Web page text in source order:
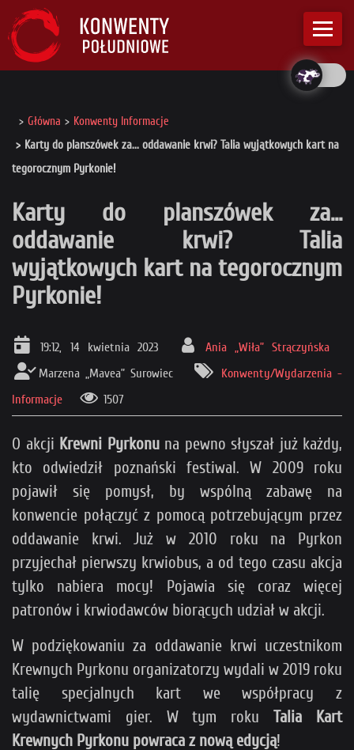
Główna
Konwenty Informacje
Karty do planszówek za... oddawanie krwi? Talia wyjątkowych kart na
tegorocznym Pyrkonie!
Karty do planszówek za...
oddawanie krwi? Talia
wyjątkowych kart na tegorocznym
Pyrkonie!
19:12, 14 kwietnia 2023
Ania „Wiła” Strączyńska
Marzena „Mavea” Surowiec
Konwenty/Wydarzenia -
Informacje
1507
O akcji Krewni Pyrkonuna pewno słyszał już każdy,
kto odwiedził poznański festiwal. W 2009 roku
pojawił się pomysł, by wspólną zabawę na
konwencie połączyć z pomocą potrzebującym przez
oddawanie krwi. Już w 2010 roku na Pyrkon
przyjechał pierwszy krwiobus, a od tego czasu akcja
tylko nabiera mocy! Pojawia się coraz więcej
patronów i krwiodawców biorących udział w akcji.
W podziękowaniu za oddawanie krwi uczestnikom
Krewnych Pyrkonu organizatorzy wydali w 2019 roku
talię specjalnych kart we współpracy z
wydawnictwami gier. W tym rokuTalia Kart
Krewnych Pyrkonu powraca z nową edycją!